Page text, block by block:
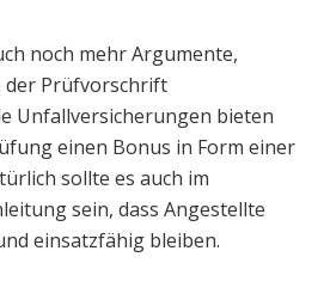
noch mehr Argumente,
der Prüfvorschrift
Unfallversicherungen bieten
einen Bonus in Form einer
sollte es auch im
sein, dass Angestellte
einsatzfähig bleiben.